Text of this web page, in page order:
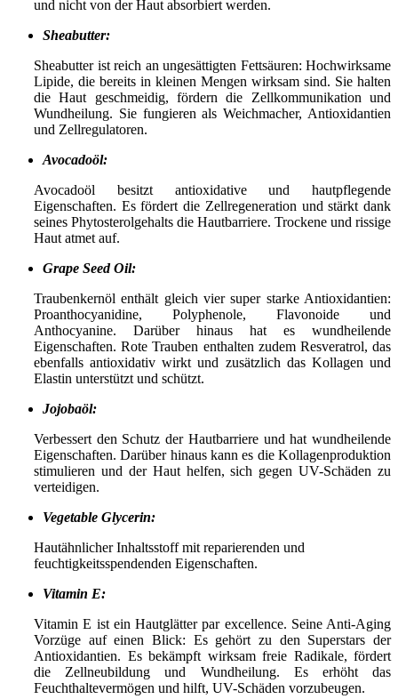
und nicht von der Haut absorbiert werden.
Sheabutter:
Sheabutter ist reich an ungesättigten Fettsäuren: Hochwirksame
Lipide, die bereits in kleinen Mengen wirksam sind. Sie halten
die Haut geschmeidig, fördern die Zellkommunikation und
Wundheilung. Sie fungieren als Weichmacher, Antioxidantien
und Zellregulatoren.
Avocadoöl:
Avocadoöl besitzt antioxidative und hautpflegende
Eigenschaften. Es fördert die Zellregeneration und stärkt dank
seines Phytosterolgehalts die Hautbarriere. Trockene und rissige
Haut atmet auf.
Grape Seed Oil:
Traubenkernöl enthält gleich vier super starke Antioxidantien:
Proanthocyanidine, Polyphenole, Flavonoide und
Anthocyanine. Darüber hinaus hat es wundheilende
Eigenschaften. Rote Trauben enthalten zudem Resveratrol, das
ebenfalls antioxidativ wirkt und zusätzlich das Kollagen und
Elastin unterstützt und schützt.
Jojobaöl:
Verbessert den Schutz der Hautbarriere und hat wundheilende
Eigenschaften. Darüber hinaus kann es die Kollagenproduktion
stimulieren und der Haut helfen, sich gegen UV-Schäden zu
verteidigen.
Vegetable Glycerin:
Hautähnlicher Inhaltsstoff mit reparierenden und
feuchtigkeitsspendenden Eigenschaften.
Vitamin E:
Vitamin E ist ein Hautglätter par excellence. Seine Anti-Aging
Vorzüge auf einen Blick: Es gehört zu den Superstars der
Antioxidantien. Es bekämpft wirksam freie Radikale, fördert
die Zellneubildung und Wundheilung. Es erhöht das
Feuchthaltevermögen und hilft, UV-Schäden vorzubeugen.